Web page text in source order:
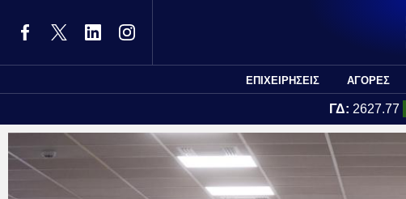
ΕΠΙΧΕΙΡΗΣΕΙΣ ΑΓΟΡΕΣ
ΓΔ: 2627.77